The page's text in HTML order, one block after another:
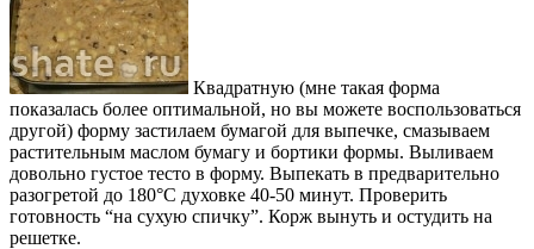
Квадратную (мне такая форма
показалась более оптимальной, но вы можете воспользоваться
другой) форму застилаем бумагой для выпечке, смазываем
растительным маслом бумагу и бортики формы. Выливаем
довольно густое тесто в форму. Выпекать в предварительно
разогретой до 180°С духовке 40-50 минут. Проверить
готовность “на сухую спичку”. Корж вынуть и остудить на
решетке.